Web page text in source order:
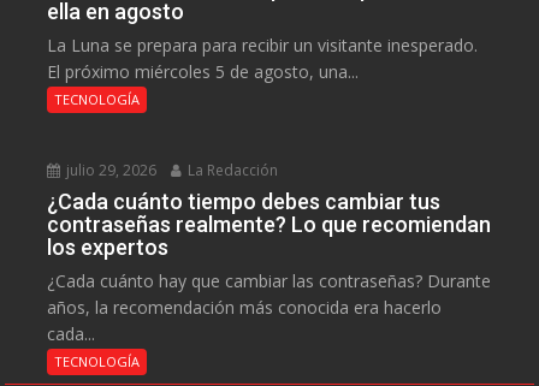
ella en agosto
La Luna se prepara para recibir un visitante inesperado.
El próximo miércoles 5 de agosto, una...
TECNOLOGÍA
julio 29, 2026 La Redacción
¿Cada cuánto tiempo debes cambiar tus
contraseñas realmente? Lo que recomiendan
los expertos
¿Cada cuánto hay que cambiar las contraseñas? Durante
años, la recomendación más conocida era hacerlo
cada...
TECNOLOGÍA